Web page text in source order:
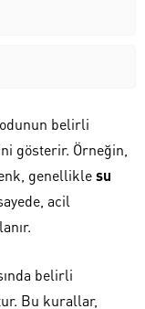
belirli
gösterir. Örneğin,
genelliklesu
acil
belirli
Bu kurallar,